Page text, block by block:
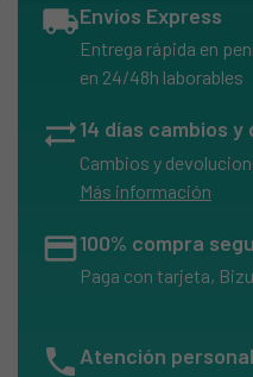
local_shippingEnvíos Express
Entrega rápida en
en 24/48h laborables
sync_alt14 días cambios
Cambios y
Más información
credit_card100% compra
Paga con tarjeta,
phone Atención